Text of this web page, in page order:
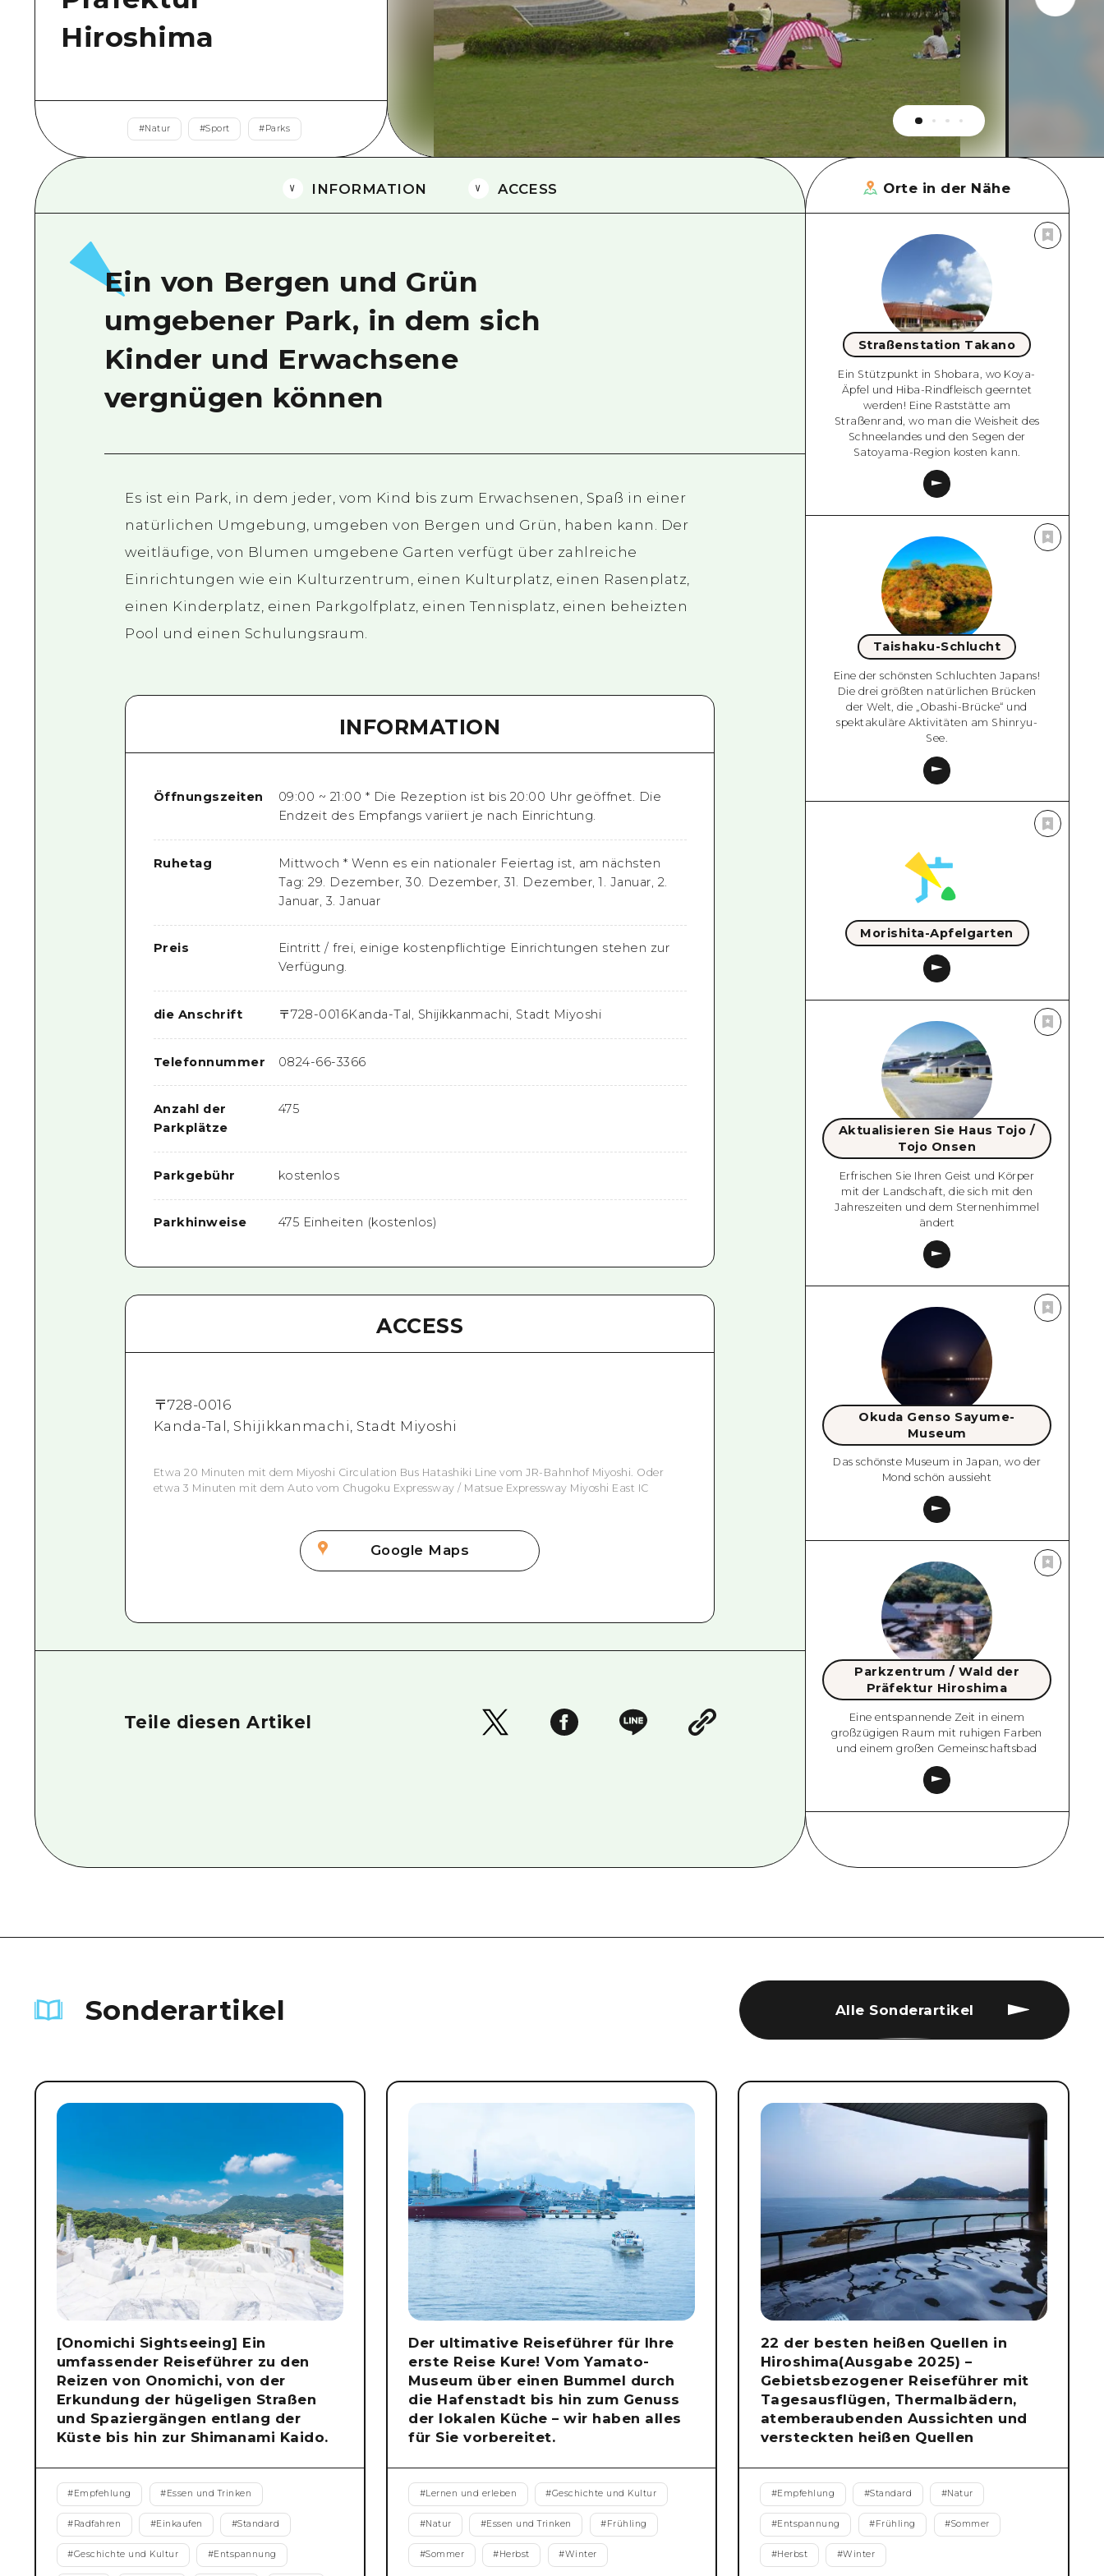
Östliches Yamaguchi
Ehime
Shimane
Hiroshima
#Natur #Sport #Parks
INFORMATION ACCESS
Ein von Bergen und Grün
umgebener Park, in dem sich
Kinder und Erwachsene
vergnügen können
Es ist ein Park, in dem jeder, vom Kind bis zum Erwachsenen, Spaß in einer
natürlichen Umgebung, umgeben von Bergen und Grün, haben kann. Der
weitläufige, von Blumen umgebene Garten verfügt über zahlreiche
Einrichtungen wie ein Kulturzentrum, einen Kulturplatz, einen Rasenplatz,
einen Kinderplatz, einen Parkgolfplatz, einen Tennisplatz, einen beheizten
Pool und einen Schulungsraum.
INFORMATION
Öffnungszeiten
09:00 ~ 21:00 * Die Rezeption ist bis 20:00 Uhr geöffnet. Die
Endzeit des Empfangs variiert je nach Einrichtung.
Ruhetag
Mittwoch * Wenn es ein nationaler Feiertag ist, am nächsten
Tag: 29. Dezember, 30. Dezember, 31. Dezember, 1. Januar, 2.
Januar, 3. Januar
Preis
Eintritt / frei, einige kostenpflichtige Einrichtungen stehen zur
Verfügung.
die Anschrift 〒728-0016Kanda-Tal, Shijikkanmachi, Stadt Miyoshi
Telefonnummer 0824-66-3366
Anzahl der
Parkplätze
475
Parkgebühr kostenlos
Parkhinweise 475 Einheiten (kostenlos)
ACCESS
〒728-0016
Kanda-Tal, Shijikkanmachi, Stadt Miyoshi
Etwa 20 Minuten mit dem Miyoshi Circulation Bus Hatashiki Line vom JR-Bahnhof Miyoshi. Oder
etwa 3 Minuten mit dem Auto vom Chugoku Expressway / Matsue Expressway Miyoshi East IC
Google Maps
Teile diesen Artikel
Orte in der Nähe
Straßenstation Takano
Ein Stützpunkt in Shobara, wo Koya-
Äpfel und Hiba-Rindfleisch geerntet
werden! Eine Raststätte am
Straßenrand, wo man die Weisheit des
Schneelandes und den Segen der
Satoyama-Region kosten kann.
Taishaku-Schlucht
Eine der schönsten Schluchten Japans!
Die drei größten natürlichen Brücken
der Welt, die „Obashi-Brücke“ und
spektakuläre Aktivitäten am Shinryu-
See.
Morishita-Apfelgarten
Aktualisieren Sie Haus Tojo /
Tojo Onsen
Erfrischen Sie Ihren Geist und Körper
mit der Landschaft, die sich mit den
Jahreszeiten und dem Sternenhimmel
ändert
Okuda Genso Sayume-
Museum
Das schönste Museum in Japan, wo der
Mond schön aussieht
Parkzentrum / Wald der
Präfektur Hiroshima
Eine entspannende Zeit in einem
großzügigen Raum mit ruhigen Farben
und einem großen Gemeinschaftsbad
Sonderartikel Alle Sonderartikel
[Onomichi Sightseeing] Ein
umfassender Reiseführer zu den
Reizen von Onomichi, von der
Erkundung der hügeligen Straßen
und Spaziergängen entlang der
Küste bis hin zur Shimanami Kaido.
#Empfehlung #Essen und Trinken
#Radfahren #Einkaufen #Standard
#Geschichte und Kultur #Entspannung
Der ultimative Reiseführer für Ihre
erste Reise Kure! Vom Yamato-
Museum über einen Bummel durch
die Hafenstadt bis hin zum Genuss
der lokalen Küche – wir haben alles
für Sie vorbereitet.
#Lernen und erleben #Geschichte und Kultur
#Natur #Essen und Trinken #Frühling
#Sommer #Herbst #Winter
22 der besten heißen Quellen in
Hiroshima(Ausgabe 2025) –
Gebietsbezogener Reiseführer mit
Tagesausflügen, Thermalbädern,
atemberaubenden Aussichten und
versteckten heißen Quellen
#Empfehlung #Standard #Natur
#Entspannung #Frühling #Sommer
#Herbst #Winter